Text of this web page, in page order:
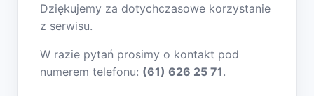
Dziękujemy za dotychczasowe korzystanie
z serwisu.
W razie pytań prosimy o kontakt pod
numerem telefonu: (61) 626 25 71.